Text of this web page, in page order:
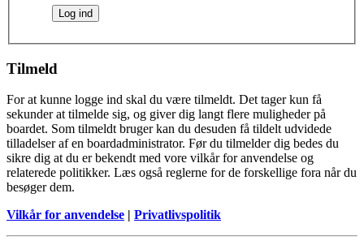
Tilmeld
For at kunne logge ind skal du være tilmeldt. Det tager kun få
sekunder at tilmelde sig, og giver dig langt flere muligheder på
boardet. Som tilmeldt bruger kan du desuden få tildelt udvidede
tilladelser af en boardadministrator. Før du tilmelder dig bedes du
sikre dig at du er bekendt med vore vilkår for anvendelse og
relaterede politikker. Læs også reglerne for de forskellige fora når du
besøger dem.
Vilkår for anvendelse | Privatlivspolitik